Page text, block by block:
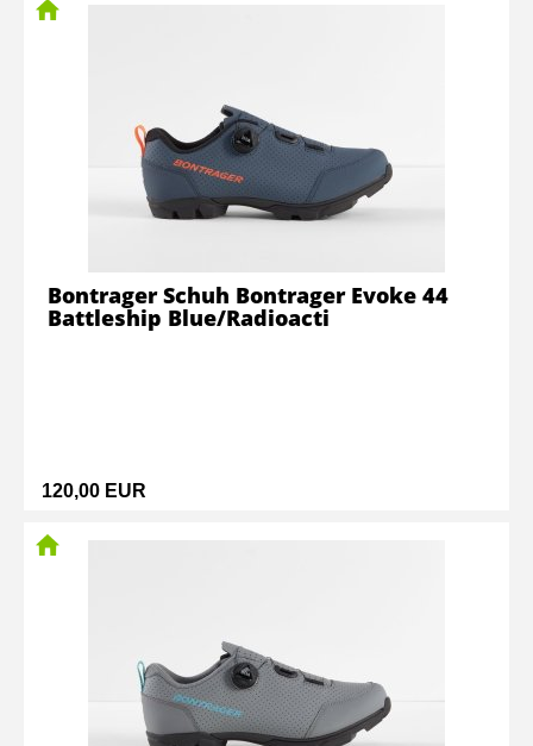
120,00 EUR
Bontrager Schuh Bontrager Evoke 44
Battleship Blue/Radioacti